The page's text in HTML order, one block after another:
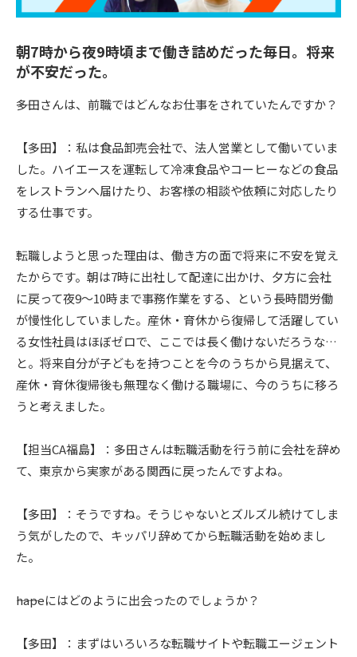
朝7時から夜9時頃まで働き詰めだった毎日。将来
が不安だった。
――多田さんは、前職ではどんなお仕事をされていたんですか？
【多田】：私は食品卸売会社で、法人営業として働いていま
した。ハイエースを運転して冷凍食品やコーヒーなどの食品
をレストランへ届けたり、お客様の相談や依頼に対応したり
する仕事です。
転職しようと思った理由は、働き方の面で将来に不安を覚え
たからです。朝は7時に出社して配達に出かけ、夕方に会社
に戻って夜9〜10時まで事務作業をする、という長時間労働
が慢性化していました。産休・育休から復帰して活躍してい
る女性社員はほぼゼロで、ここでは長く働けないだろうな…
と。将来自分が子どもを持つことを今のうちから見据えて、
産休・育休復帰後も無理なく働ける職場に、今のうちに移ろ
うと考えました。
【担当CA福島】：多田さんは転職活動を行う前に会社を辞め
て、東京から実家がある関西に戻ったんですよね。
【多田】：そうですね。そうじゃないとズルズル続けてしま
う気がしたので、キッパリ辞めてから転職活動を始めまし
た。
――hapeにはどのように出会ったのでしょうか？
【多田】：まずはいろいろな転職サイトや転職エージェント